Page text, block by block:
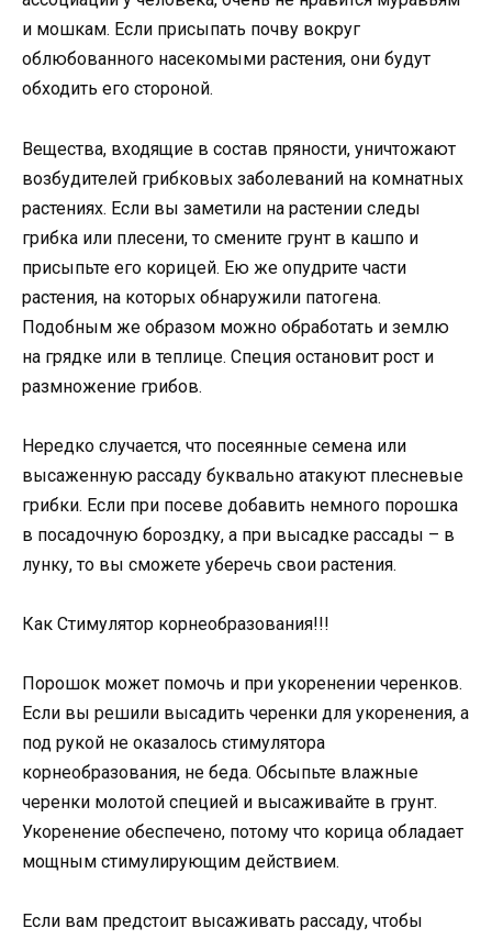
и мошкам. Если присыпать почву вокруг
облюбованного насекомыми растения, они будут
обходить его стороной.
Вещества, входящие в состав пряности, уничтожают
возбудителей грибковых заболеваний на комнатных
растениях. Если вы заметили на растении следы
грибка или плесени, то смените грунт в кашпо и
присыпьте его корицей. Ею же опудрите части
растения, на которых обнаружили патогена.
Подобным же образом можно обработать и землю
на грядке или в теплице. Специя остановит рост и
размножение грибов.
Нередко случается, что посеянные семена или
высаженную рассаду буквально атакуют плесневые
грибки. Если при посеве добавить немного порошка
в посадочную бороздку, а при высадке рассады – в
лунку, то вы сможете уберечь свои растения.
Как Стимулятор корнеобразования!!!
Порошок может помочь и при укоренении черенков.
Если вы решили высадить черенки для укоренения, а
под рукой не оказалось стимулятора
корнеобразования, не беда. Обсыпьте влажные
черенки молотой специей и высаживайте в грунт.
Укоренение обеспечено, потому что корица обладает
мощным стимулирующим действием.
Если вам предстоит высаживать рассаду, чтобы